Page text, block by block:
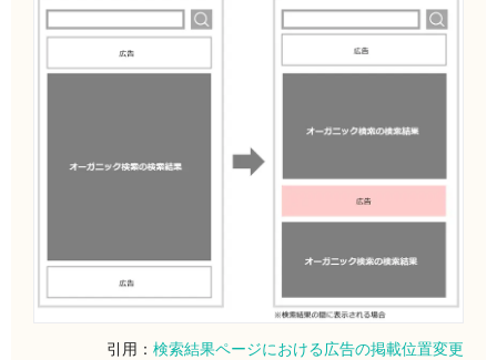
引用：検索結果ページにおける広告の掲載位置変更